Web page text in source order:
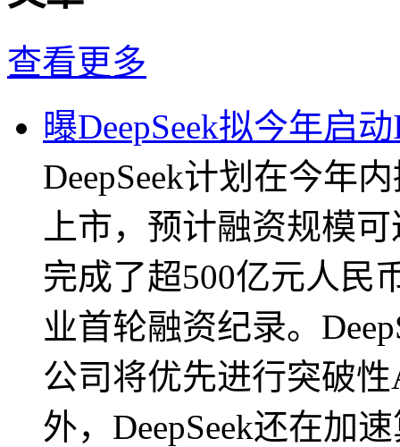
查看更多
曝DeepSeek拟今年启
DeepSeek计划在今年
上市，预计融资规模
完成了超500亿元人民
业首轮融资纪录。
公司将优先进行突破
外，DeepSeek还在加